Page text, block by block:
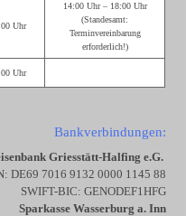
Uhr
14:00 Uhr – 18:00 Uhr
(Standesamt:
Terminvereinbarung
erforderlich!)
Uhr
Bankverbindungen:
Griesstätt-Halfing e.G.
DE69 7016 9132 0000 1145 88
SWIFT-BIC: GENODEF1HFG
Sparkasse Wasserburg a. Inn